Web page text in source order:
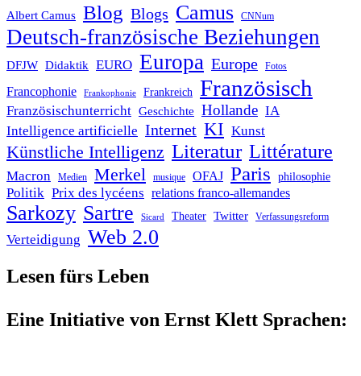
Albert Camus Blog Blogs Camus CNNum
Deutsch-französische Beziehungen
DFJW Didaktik EURO Europa Europe Fotos
Francophonie Frankophonie Frankreich Französisch
Französischunterricht Geschichte Hollande IA
Intelligence artificielle Internet KI Kunst
Künstliche Intelligenz Literatur Littérature
Macron Medien Merkel musique OFAJ Paris philosophie
Politik Prix des lycéens relations franco-allemandes
Sarkozy Sartre Sicard Theater Twitter Verfassungsreform
Verteidigung Web 2.0
Lesen fürs Leben
Eine Initiative von Ernst Klett Sprachen: